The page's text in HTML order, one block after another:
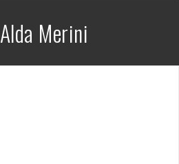
Alda Merini